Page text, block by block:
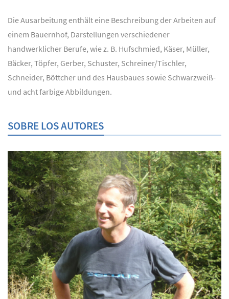
Die Ausarbeitung enthält eine Beschreibung der Arbeiten auf
einem Bauernhof, Darstellungen verschiedener
handwerklicher Berufe, wie z. B. Hufschmied, Käser, Müller,
Bäcker, Töpfer, Gerber, Schuster, Schreiner/Tischler,
Schneider, Böttcher und des Hausbaues sowie Schwarzweiß-
und acht farbige Abbildungen.
SOBRE LOS AUTORES